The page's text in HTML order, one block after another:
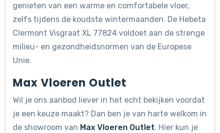
genieten van een warme en comfortabele vloer,
zelfs tijdens de koudste wintermaanden. De Hebeta
Clermont Visgraat XL 77824 voldoet aan de strenge
milieu- en gezondheidsnormen van de Europese
Unie.
Max Vloeren Outlet
Wil je ons aanbod liever in het echt bekijken voordat
je een keuze maakt? Dan ben je van harte welkom in
de showroom van Max Vloeren Outlet. Hier kun je